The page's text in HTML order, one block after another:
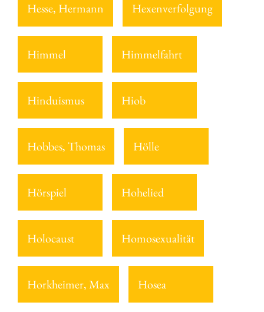
Hesse, Hermann Hexenverfolgung
Himmel Himmelfahrt
Hinduismus Hiob
Hobbes, Thomas Hölle
Hörspiel Hohelied
Holocaust Homosexualität
Horkheimer, Max Hosea